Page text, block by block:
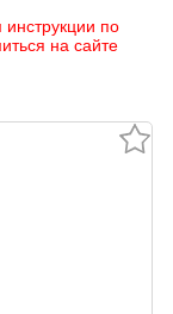
по
на сайте